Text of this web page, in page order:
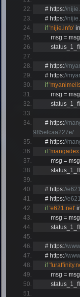
# https://
# https://
if 'nijie.info'
            msg
= msg
# https://
# https://
if
            msg
= msg
# https://
985efcaa227e/
# https://
if
            msg
= msg
# https://
# https://
if 'e621.net'
            msg
= msg
# https://
# https://
if
            msg
= msg